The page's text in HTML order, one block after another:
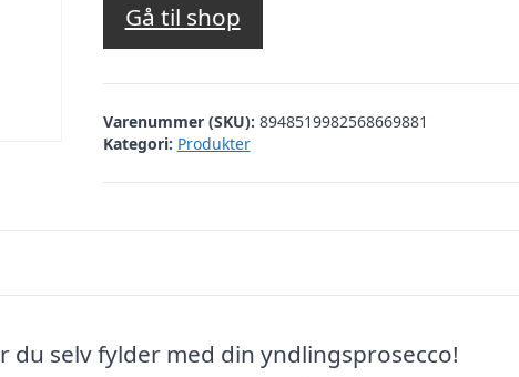
Gå til shop
Varenummer (SKU): 8948519982568669881
Kategori: Produkter
selv fylder med din yndlingsprosecco!